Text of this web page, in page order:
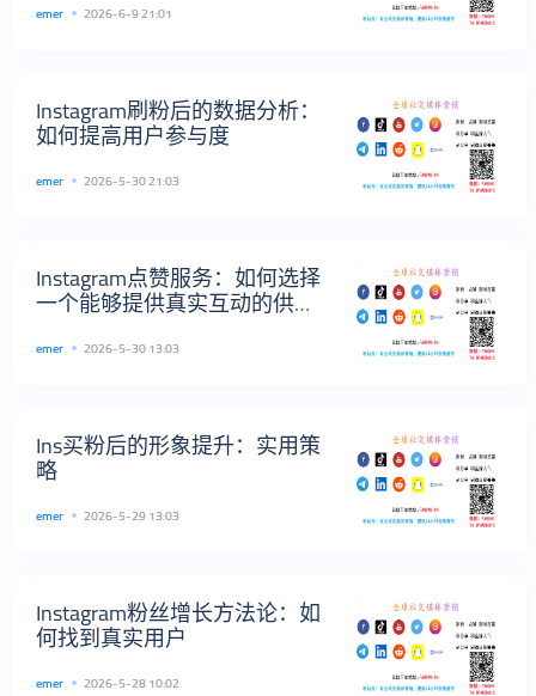
emer 2026-6-9 21:01
Instagram刷粉后的数据分析：
如何提高用户参与度
emer 2026-5-30 21:03
Instagram点赞服务：如何选择
一个能够提供真实互动的供应
emer 2026-5-30 13:03
Ins买粉后的形象提升：实用策
略
emer 2026-5-29 13:03
Instagram粉丝增长方法论：如
何找到真实用户
emer 2026-5-28 10:02